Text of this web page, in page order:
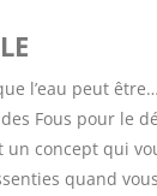
l’eau peut
Fous pour le
un concept qui
quand